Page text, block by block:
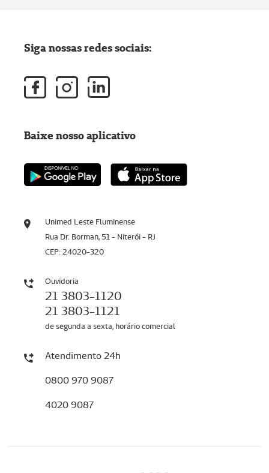
Unimed Leste Fluminense
Rua Dr. Borman, 51 - Niterói - RJ
CEP: 24020-320
Ouvidoria
21 3803-1120
21 3803-1121
de segunda a sexta, horário comercial
Atendimento 24h
0800 970 9087
4020 9087
Siga nossas redes sociais:
Baixe nosso aplicativo